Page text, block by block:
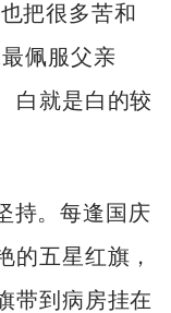
把很多苦和
佩服父亲
白就是白的较
持。每逢国庆
的五星红旗，
带到病房挂在